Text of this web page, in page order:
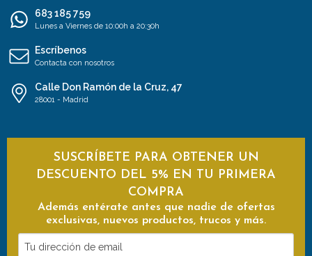
683 185 759
Lunes a Viernes de 10:00h a 20:30h
Escríbenos
Contacta con nosotros
Calle Don Ramón de la Cruz, 47
28001 - Madrid
SUSCRÍBETE PARA OBTENER UN
DESCUENTO DEL 5% EN TU PRIMERA
COMPRA
Además entérate antes que nadie de ofertas
exclusivas, nuevos productos, trucos y más.
Tu